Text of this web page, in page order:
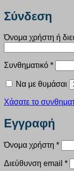
Σύνδεση
Όνομα χρήστη ή
Συνθηματικό *
Να με θυμάσαι
Χάσατε το
Εγγραφή
Όνομα χρήστη *
Διεύθυνση email *